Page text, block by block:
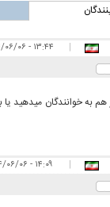
|
۱۳:۴۴ - ۱۴۰۴/۰۶/۰۶
هم به خوانندگان میدهید
|
۱۴:۰۹ - ۱۴۰۴/۰۶/۰۶